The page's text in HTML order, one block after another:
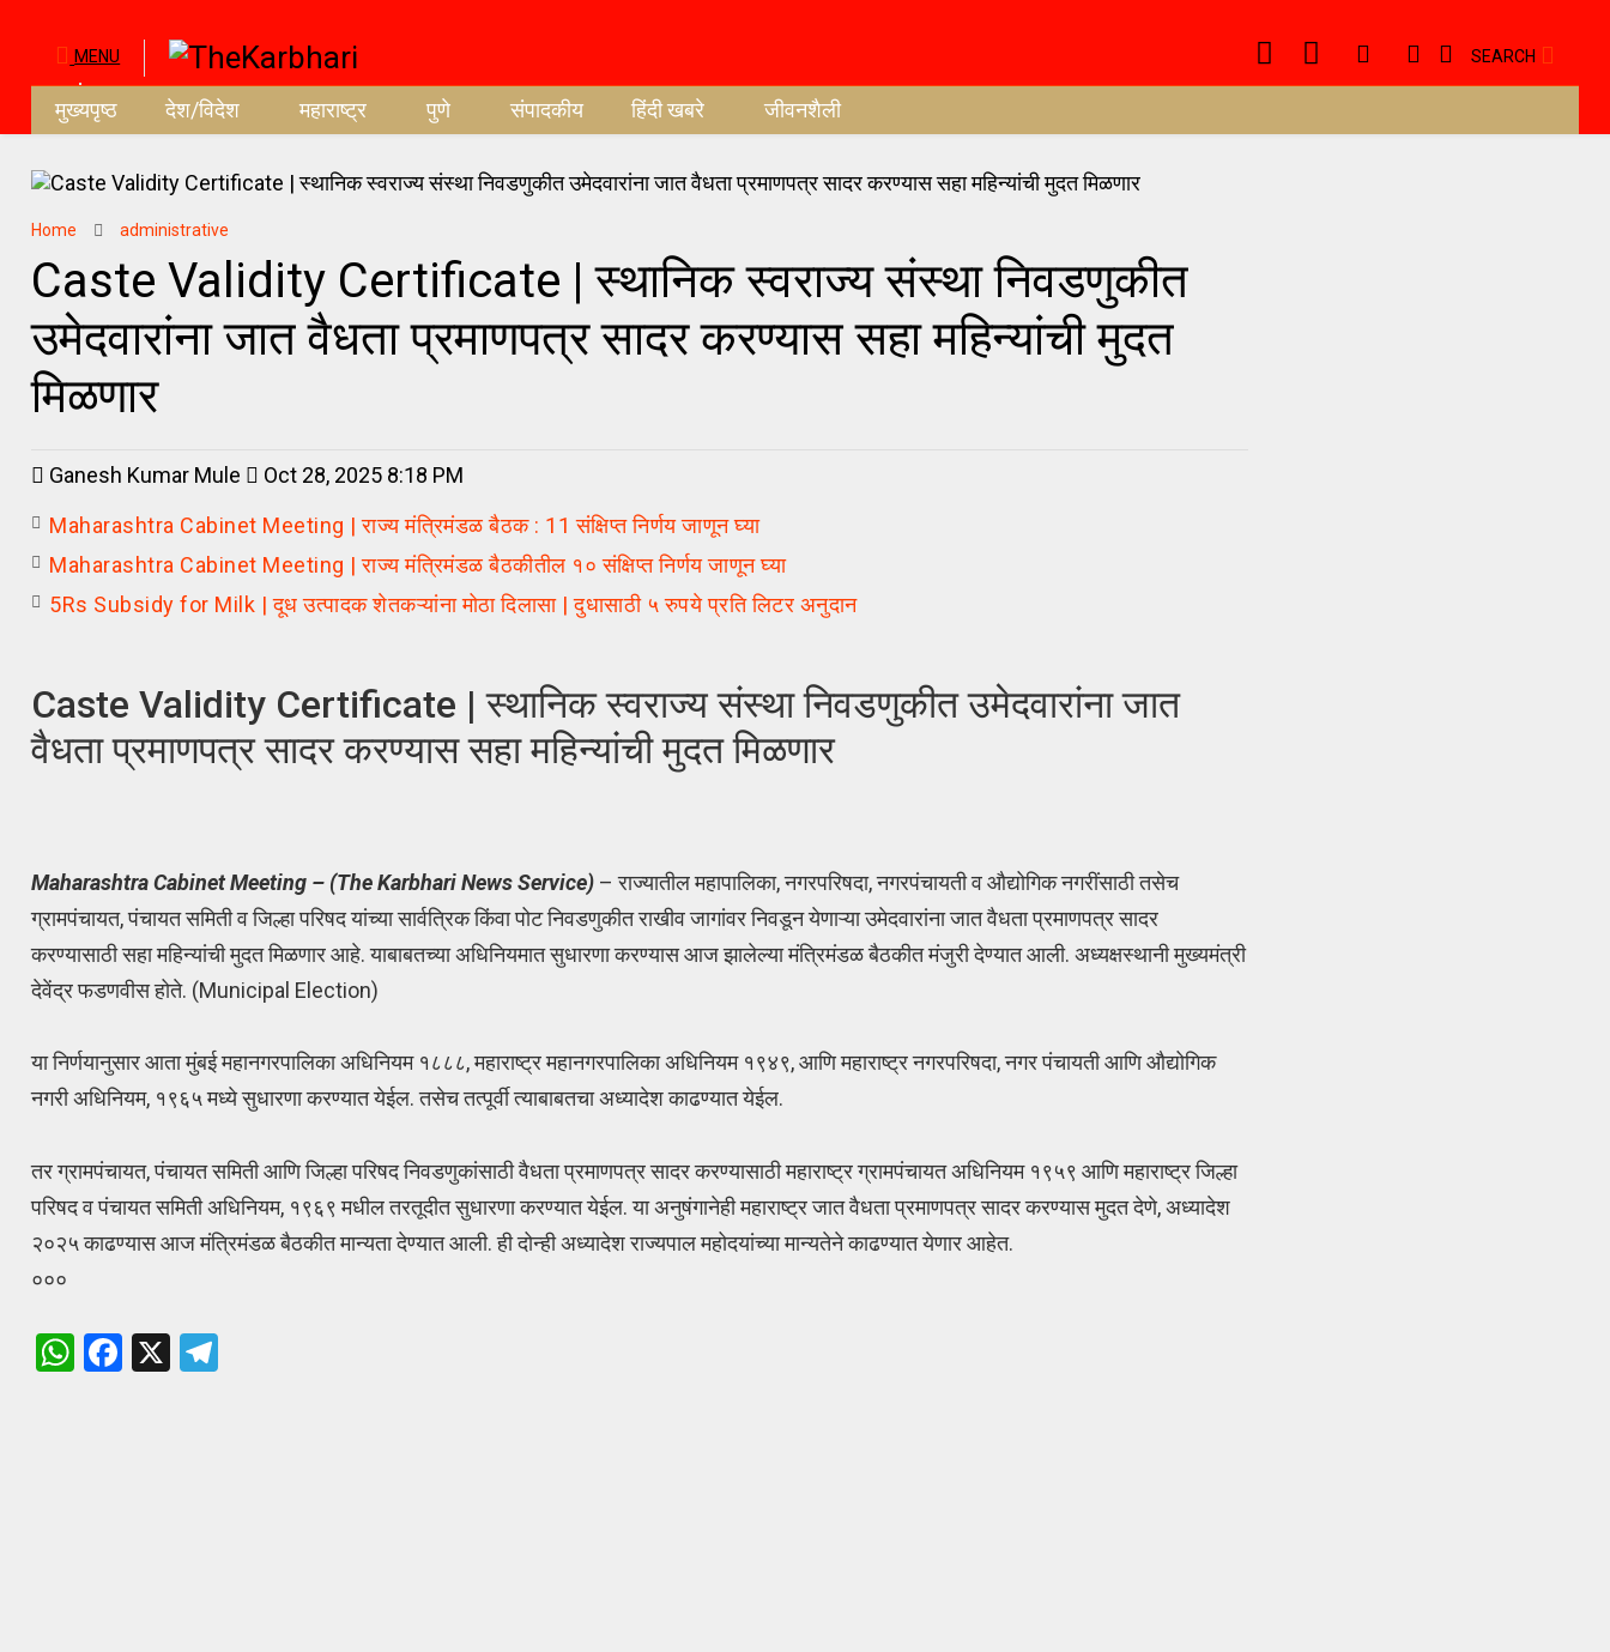
MENU SEARCH
मुख्यपृष्ठ देश/विदेश महाराष्ट्र पुणे संपादकीय हिंदी खबरे जीवनशैली
Home administrative
Caste Validity Certificate | स्थानिक स्वराज्य संस्था निवडणुकीत
उमेदवारांना जात वैधता प्रमाणपत्र सादर करण्यास सहा महिन्यांची मुदत
मिळणार
Ganesh Kumar Mule
Oct 28, 2025 8:18 PM
Maharashtra Cabinet Meeting | राज्य मंत्रिमंडळ बैठक : 11 संक्षिप्त निर्णय जाणून घ्या
Maharashtra Cabinet Meeting | राज्य मंत्रिमंडळ बैठकीतील १० संक्षिप्त निर्णय जाणून घ्या
5Rs Subsidy for Milk | दूध उत्पादक शेतकऱ्यांना मोठा दिलासा | दुधासाठी ५ रुपये प्रति लिटर अनुदान
Caste Validity Certificate | स्थानिक स्वराज्य संस्था निवडणुकीत उमेदवारांना जात
वैधता प्रमाणपत्र सादर करण्यास सहा महिन्यांची मुदत मिळणार
Maharashtra Cabinet Meeting – (The Karbhari News Service) – राज्यातील महापालिका, नगरपरिषदा, नगरपंचायती व औद्योगिक नगरींसाठी तसेच
ग्रामपंचायत, पंचायत समिती व जिल्हा परिषद यांच्या सार्वत्रिक किंवा पोट निवडणुकीत राखीव जागांवर निवडून येणाऱ्या उमेदवारांना जात वैधता प्रमाणपत्र सादर
करण्यासाठी सहा महिन्यांची मुदत मिळणार आहे. याबाबतच्या अधिनियमात सुधारणा करण्यास आज झालेल्या मंत्रिमंडळ बैठकीत मंजुरी देण्यात आली. अध्यक्षस्थानी मुख्यमंत्री
देवेंद्र फडणवीस होते. (Municipal Election)
या निर्णयानुसार आता मुंबई महानगरपालिका अधिनियम १८८८, महाराष्ट्र महानगरपालिका अधिनियम १९४९, आणि महाराष्ट्र नगरपरिषदा, नगर पंचायती आणि औद्योगिक
नगरी अधिनियम, १९६५ मध्ये सुधारणा करण्यात येईल. तसेच तत्पूर्वी त्याबाबतचा अध्यादेश काढण्यात येईल.
तर ग्रामपंचायत, पंचायत समिती आणि जिल्हा परिषद निवडणुकांसाठी वैधता प्रमाणपत्र सादर करण्यासाठी महाराष्ट्र ग्रामपंचायत अधिनियम १९५९ आणि महाराष्ट्र जिल्हा
परिषद व पंचायत समिती अधिनियम, १९६९ मधील तरतूदीत सुधारणा करण्यात येईल. या अनुषंगानेही महाराष्ट्र जात वैधता प्रमाणपत्र सादर करण्यास मुदत देणे, अध्यादेश
२०२५ काढण्यास आज मंत्रिमंडळ बैठकीत मान्यता देण्यात आली. ही दोन्ही अध्यादेश राज्यपाल महोदयांच्या मान्यतेने काढण्यात येणार आहेत.
०००
W
F
X